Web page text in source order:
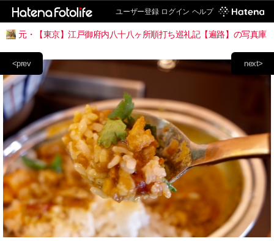
ユーザー登録 ログイン ヘルプ
元・【東京】江戸御府内八十八ヶ所順打ち巡礼記【遍路】の写真庫
next>
<prev